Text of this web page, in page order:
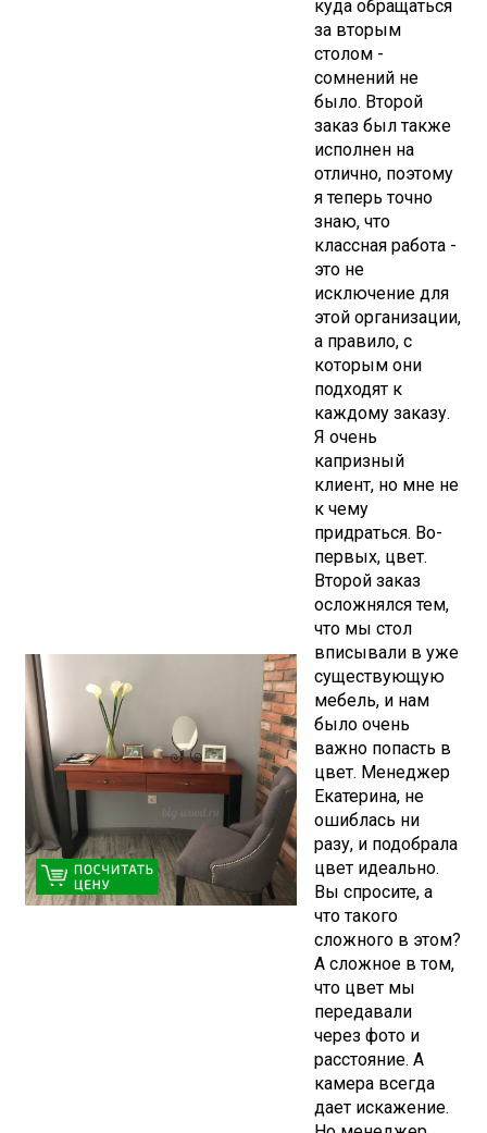
куда обращаться
за вторым
столом -
сомнений не
было. Второй
заказ был также
исполнен на
отлично, поэтому
я теперь точно
знаю, что
классная работа -
это не
исключение для
этой организации,
а правило, с
которым они
подходят к
каждому заказу.
Я очень
капризный
клиент, но мне не
к чему
придраться. Во-
первых, цвет.
Второй заказ
осложнялся тем,
что мы стол
вписывали в уже
существующую
мебель, и нам
было очень
важно попасть в
цвет. Менеджер
Екатерина, не
ошиблась ни
разу, и подобрала
цвет идеально.
Вы спросите, а
что такого
сложного в этом?
А сложное в том,
что цвет мы
передавали
через фото и
расстояние. А
камера всегда
дает искажение.